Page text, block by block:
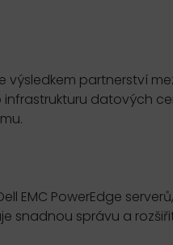
výsledkem partnerství
datových
EMC PowerEdge
snadnou správu a